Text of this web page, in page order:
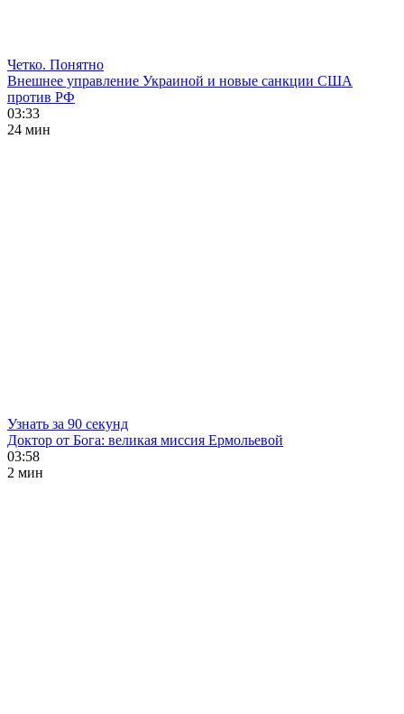
Четко. Понятно
Внешнее управление Украиной и новые санкции США
против РФ
03:33
24 мин
Узнать за 90 секунд
Доктор от Бога: великая миссия Ермольевой
03:58
2 мин